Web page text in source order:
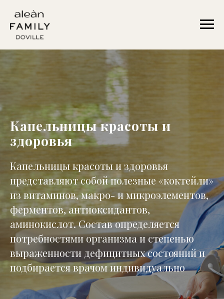
Капельницы красоты и
здоровья
Капельницы красоты и здоровья
представляют собой полезные «коктейли»
из витаминов, макро- и микроэлементов,
ферментов, антиоксидантов,
аминокислот. Состав определяется
потребностями организма и степенью
выраженности дефицитных состояний и
подбирается врачом индивидуально